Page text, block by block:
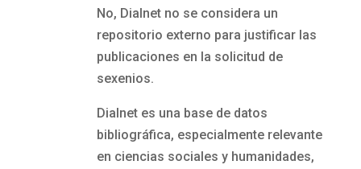
No, Dialnet no se considera un
repositorio externo para justificar las
publicaciones en la solicitud de
sexenios.
Dialnet es una base de datos
bibliográfica, especialmente relevante
en ciencias sociales y humanidades,